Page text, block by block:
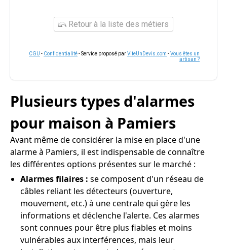
Retour à la liste des métiers
CGU - Confidentialité- Service proposé parViteUnDevis.com -Vous êtes un
artisan ?
Plusieurs types d'alarmes
pour maison à Pamiers
Avant même de considérer la mise en place d'une
alarme à Pamiers, il est indispensable de connaître
les différentes options présentes sur le marché :
Alarmes filaires : se composent d'un réseau de
câbles reliant les détecteurs (ouverture,
mouvement, etc.) à une centrale qui gère les
informations et déclenche l'alerte. Ces alarmes
sont connues pour être plus fiables et moins
vulnérables aux interférences, mais leur